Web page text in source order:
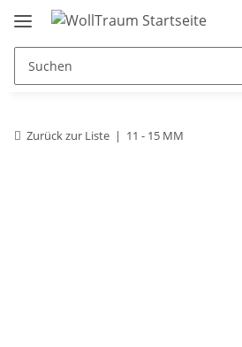
Zurück zur Liste 11 - 15 MM